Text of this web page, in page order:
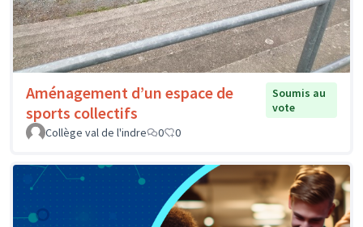
Aménagement d’un espace de
sports collectifs
Soumis au
vote
Collège val de l'indre
0 0